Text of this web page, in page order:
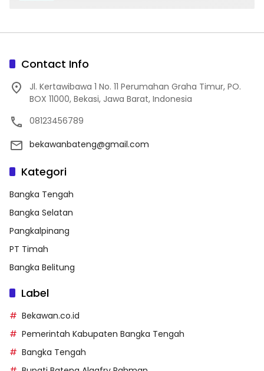
Contact Info
Jl. Kertawibawa 1 No. 11 Perumahan Graha Timur, PO.
BOX 11000, Bekasi, Jawa Barat, Indonesia
08123456789
bekawanbateng@gmail.com
Kategori
Bangka Tengah
Bangka Selatan
Pangkalpinang
PT Timah
Bangka Belitung
Label
Bekawan.co.id
Pemerintah Kabupaten Bangka Tengah
Bangka Tengah